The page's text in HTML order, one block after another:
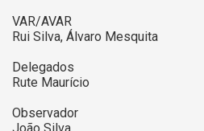
VAR/AVAR
Rui Silva, Álvaro Mesquita
Delegados
Rute Maurício
Observador